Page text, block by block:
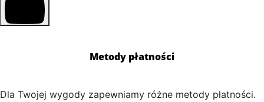
Metody płatności
Dla Twojej wygody zapewniamy różne metody płatności.